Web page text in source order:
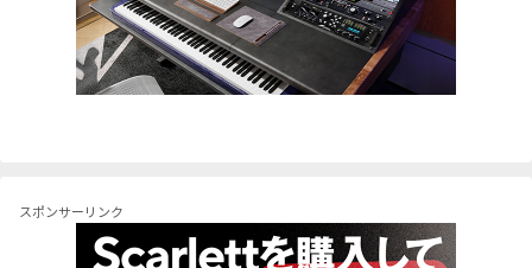
スポンサーリンク